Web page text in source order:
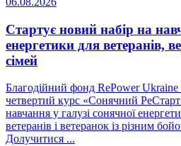
Стартує новий набір на
енергетики для ветеранів,
сімей
Благодійний фонд RePower Ukraine
четвертий курс «Сонячний
навчання у галузі сонячної
ветеранів і ветеранок із різним
Долучитися ...